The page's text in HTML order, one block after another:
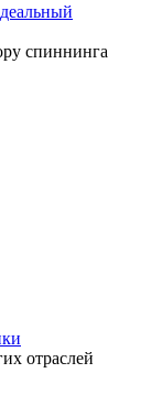
спиннинга
отраслей